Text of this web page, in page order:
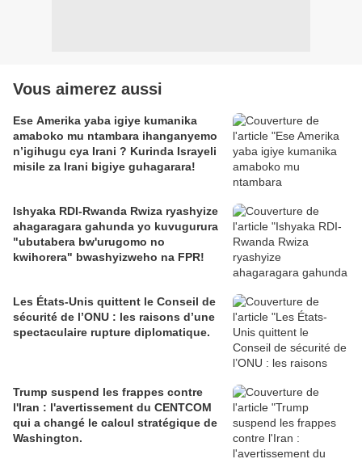
Vous aimerez aussi
Ese Amerika yaba igiye kumanika
amaboko mu ntambara ihanganyemo
n’igihugu cya Irani ? Kurinda Israyeli
misile za Irani bigiye guhagarara!
Ishyaka RDI-Rwanda Rwiza ryashyize
ahagaragara gahunda yo kuvugurura
"ubutabera bw'urugomo no
kwihorera" bwashyizweho na FPR!
Les États-Unis quittent le Conseil de
sécurité de l’ONU : les raisons d’une
spectaculaire rupture diplomatique.
Trump suspend les frappes contre
l'Iran : l'avertissement du CENTCOM
qui a changé le calcul stratégique de
Washington.